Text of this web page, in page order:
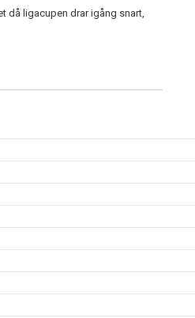
då ligacupen drar igång snart,